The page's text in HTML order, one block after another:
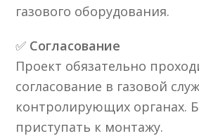
газового оборудования.
✅ Согласование
Проект обязательно
согласование в газовой
контролирующих органах.
приступать к монтажу.